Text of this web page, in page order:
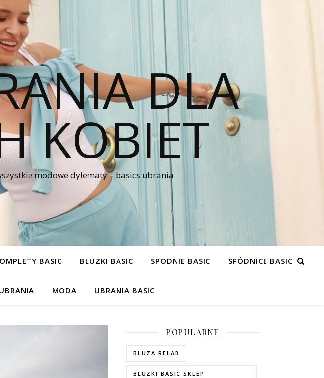
DLA
KOBIET
modowe dylematy – basics ubrania
BASIC BLUZKI BASIC SPODNIE BASIC SPÓDNICE BASIC
MODA UBRANIA BASIC
POPULARNE
BLUZA RELAB
BLUZKI BASIC SKLEP